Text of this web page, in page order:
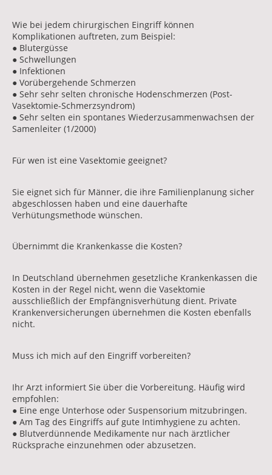
Wie bei jedem chirurgischen Eingriff können
Komplikationen auftreten, zum Beispiel:
● Blutergüsse
● Schwellungen
● Infektionen
● Vorübergehende Schmerzen
● Sehr sehr selten chronische Hodenschmerzen (Post-
Vasektomie-Schmerzsyndrom)
● Sehr selten ein spontanes Wiederzusammenwachsen der
Samenleiter (1/2000)
Für wen ist eine Vasektomie geeignet?
Sie eignet sich für Männer, die ihre Familienplanung sicher
abgeschlossen haben und eine dauerhafte
Verhütungsmethode wünschen.
Übernimmt die Krankenkasse die Kosten?
In Deutschland übernehmen gesetzliche Krankenkassen die
Kosten in der Regel nicht, wenn die Vasektomie
ausschließlich der Empfängnisverhütung dient. Private
Krankenversicherungen übernehmen die Kosten ebenfalls
nicht.
Muss ich mich auf den Eingriff vorbereiten?
Ihr Arzt informiert Sie über die Vorbereitung. Häufig wird
empfohlen:
● Eine enge Unterhose oder Suspensorium mitzubringen.
● Am Tag des Eingriffs auf gute Intimhygiene zu achten.
● Blutverdünnende Medikamente nur nach ärztlicher
Rücksprache einzunehmen oder abzusetzen.